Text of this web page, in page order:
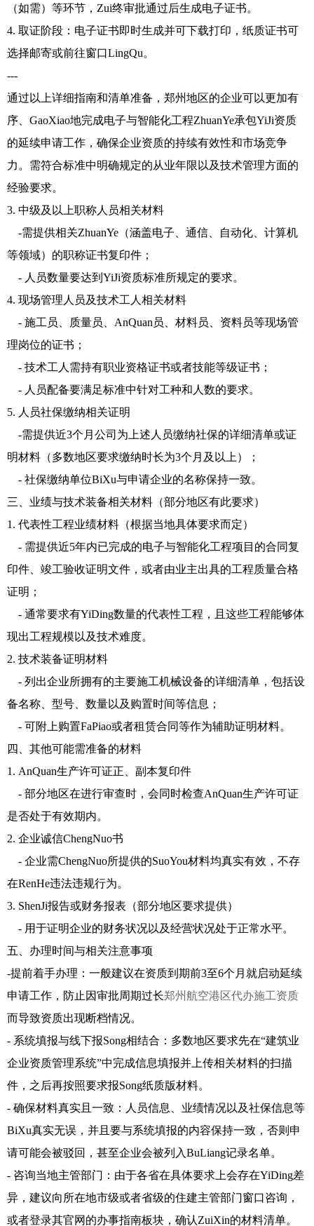
（如需）等环节，Zui终审批通过后生成电子证书。
4. 取证阶段：电子证书即时生成并可下载打印，纸质证书可
选择邮寄或前往窗口LingQu。
---
通过以上详细指南和清单准备，郑州地区的企业可以更加有
序、GaoXiao地完成电子与智能化工程ZhuanYe承包YiJi资质
的延续申请工作，确保企业资质的持续有效性和市场竞争
力。需符合标准中明确规定的从业年限以及技术管理方面的
经验要求。
3. 中级及以上职称人员相关材料
-需提供相关ZhuanYe（涵盖电子、通信、自动化、计算机
等领域）的职称证书复印件；
- 人员数量要达到YiJi资质标准所规定的要求。
4. 现场管理人员及技术工人相关材料
- 施工员、质量员、AnQuan员、材料员、资料员等现场管
理岗位的证书；
- 技术工人需持有职业资格证书或者技能等级证书；
- 人员配备要满足标准中针对工种和人数的要求。
5. 人员社保缴纳相关证明
-需提供近3个月公司为上述人员缴纳社保的详细清单或证
明材料（多数地区要求缴纳时长为3个月及以上）；
- 社保缴纳单位BiXu与申请企业的名称保持一致。
三、业绩与技术装备相关材料（部分地区有此要求）
1. 代表性工程业绩材料（根据当地具体要求而定）
- 需提供近5年内已完成的电子与智能化工程项目的合同复
印件、竣工验收证明文件，或者由业主出具的工程质量合格
证明；
- 通常要求有YiDing数量的代表性工程，且这些工程能够体
现出工程规模以及技术难度。
2. 技术装备证明材料
- 列出企业所拥有的主要施工机械设备的详细清单，包括设
备名称、型号、数量以及购置时间等信息；
- 可附上购置FaPiao或者租赁合同等作为辅助证明材料。
四、其他可能需准备的材料
1. AnQuan生产许可证正、副本复印件
- 部分地区在进行审查时，会同时检查AnQuan生产许可证
是否处于有效期内。
2. 企业诚信ChengNuo书
- 企业需ChengNuo所提供的SuoYou材料均真实有效，不存
在RenHe违法违规行为。
3. ShenJi报告或财务报表（部分地区要求提供）
- 用于证明企业的财务状况以及经营状况处于正常水平。
五、办理时间与相关注意事项
-提前着手办理：一般建议在资质到期前3至6个月就启动延续
申请工作，防止因审批周期过长郑州航空港区代办施工资质
而导致资质出现断档情况。
- 系统填报与线下报Song相结合：多数地区要求先在“建筑业
企业资质管理系统”中完成信息填报并上传相关材料的扫描
件，之后再按照要求报Song纸质版材料。
- 确保材料真实且一致：人员信息、业绩情况以及社保信息等
BiXu真实无误，并且要与系统填报的内容保持一致，否则申
请可能会被驳回，甚至企业会被列入BuLiang记录名单。
- 咨询当地主管部门：由于各省在具体要求上会存在YiDing差
异，建议向所在地市级或者省级的住建主管部门窗口咨询，
或者登录其官网的办事指南板块，确认ZuiXin的材料清单。